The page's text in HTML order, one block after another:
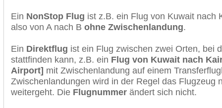
Ein NonStop Flug ist z.B. ein Flug von Kuwait nach
also von A nach B ohne Zwischenlandung.
Ein Direktflug ist ein Flug zwischen zwei Orten, bei
stattfinden kann, z.B. ein Flug von Kuwait nach
Airport] mit Zwischenlandung auf einem
Zwischenlandungen wird in der Regel das Flugzeug
weitergeht. Die Flugnummer ändert sich nicht.